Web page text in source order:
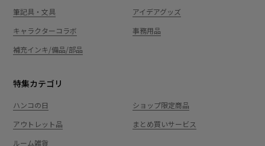
筆記具・文具
アイデアグッズ
キャラクターコラボ
事務用品
補充インキ/備品/部品
特集カテゴリ
ハンコの日
ショップ限定商品
アウトレット品
まとめ買いサービス
ルーム雑貨